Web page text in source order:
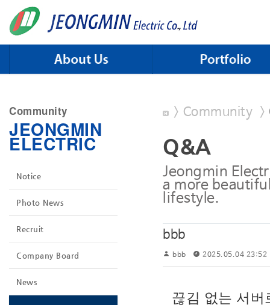
Skip to menu
Community
JEONGMIN
ELECTRIC
Notice
Photo News
Recruit
Company Board
News
> Community >
Q&A
Jeongmin
a more
lifestyle.
bbb
bbb 2025.05.04 23:52
끊김 없는 서버